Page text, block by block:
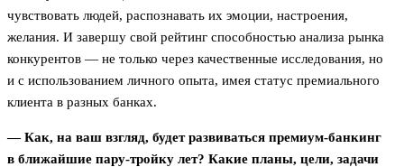
чувствовать людей, распознавать их эмоции, настроения,
желания. И завершу свой рейтинг способностью анализа рынка
конкурентов — не только через качественные исследования, но
и с использованием личного опыта, имея статус премиального
клиента в разных банках.
— Как, на ваш взгляд, будет развиваться премиум-банкинг
в ближайшие пару-тройку лет? Какие планы, цели, задачи